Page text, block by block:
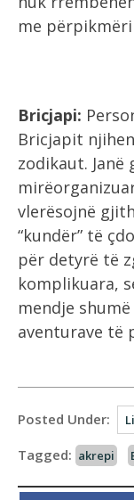
me
Bricjapi:
Bricjapit
zodikaut.
vlerësojnë
“kundër” të
për detyrë të
komplikuara,
mendje
aventurave të
Posted Under:
Tagged: akrepi